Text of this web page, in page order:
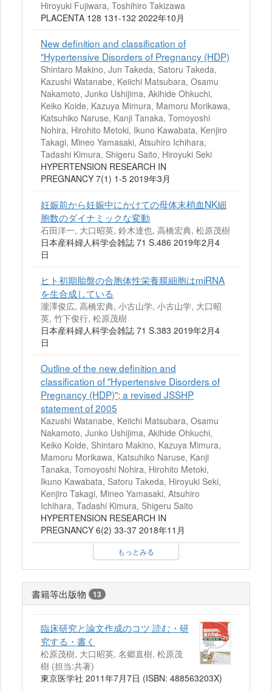
Hiroyuki Fujiwara, Toshihiro Takizawa
PLACENTA 128 131-132 2022年10月
New definition and classification of
"Hypertensive Disorders of Pregnancy (HDP)
Shintaro Makino, Jun Takeda, Satoru Takeda,
Kazushi Watanabe, Keiichi Matsubara, Osamu
Nakamoto, Junko Ushijima, Akihide Ohkuchi,
Keiko Koide, Kazuya Mimura, Mamoru Morikawa,
Katsuhiko Naruse, Kanji Tanaka, Tomoyoshi
Nohira, Hirohito Metoki, Ikuno Kawabata, Kenjiro
Takagi, Mineo Yamasaki, Atsuhiro Ichihara,
Tadashi Kimura, Shigeru Saito, Hiroyuki Seki
HYPERTENSION RESEARCH IN
PREGNANCY 7(1) 1-5 2019年3月
妊娠前から妊娠中にかけての母体末梢血NK細
胞数のダイナミックな変動
石田洋一, 大口昭英, 鈴木達也, 高橋宏典, 松原茂樹
日本産科婦人科学会雑誌 71 S.486 2019年2月4
日
ヒト初期胎盤の合胞体性栄養膜細胞はmiRNA
を生合成している
瀧澤俊広, 高橋宏典, 小古山学, 小古山学, 大口昭
英, 竹下俊行, 松原茂樹
日本産科婦人科学会雑誌 71 S.383 2019年2月4
日
Outline of the new definition and
classification of "Hypertensive Disorders of
Pregnancy (HDP)"; a revised JSSHP
statement of 2005
Kazushi Watanabe, Keiichi Matsubara, Osamu
Nakamoto, Junko Ushijima, Akihide Ohkuchi,
Keiko Koide, Shintaro Makino, Kazuya Mimura,
Mamoru Morikawa, Katsuhiko Naruse, Kanji
Tanaka, Tomoyoshi Nohira, Hirohito Metoki,
Ikuno Kawabata, Satoru Takeda, Hiroyuki Seki,
Kenjiro Takagi, Mineo Yamasaki, Atsuhiro
Ichihara, Tadashi Kimura, Shigeru Saito
HYPERTENSION RESEARCH IN
PREGNANCY 6(2) 33-37 2018年11月
もっとみる
書籍等出版物 13
臨床研究と論文作成のコツ 読む・研
究する・書く
松原茂樹, 大口昭英, 名郷直樹, 松原茂
樹 (担当:共著)
東京医学社 2011年7月7日 (ISBN: 488563203X)